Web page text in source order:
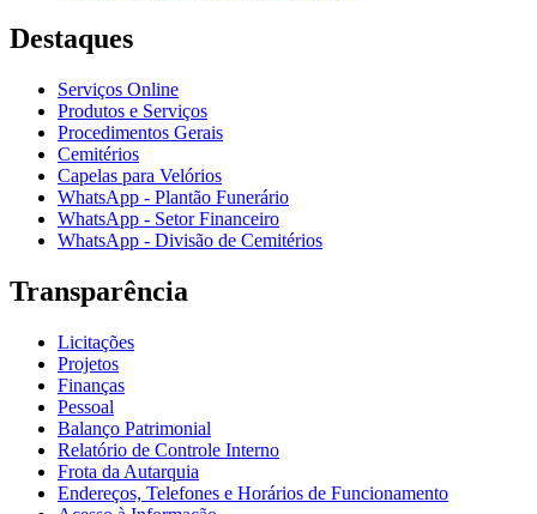
Destaques
Serviços Online
Produtos e Serviços
Procedimentos Gerais
Cemitérios
Capelas para Velórios
WhatsApp - Plantão Funerário
WhatsApp - Setor Financeiro
WhatsApp - Divisão de Cemitérios
Transparência
Licitações
Projetos
Finanças
Pessoal
Balanço Patrimonial
Relatório de Controle Interno
Frota da Autarquia
Endereços, Telefones e Horários de Funcionamento